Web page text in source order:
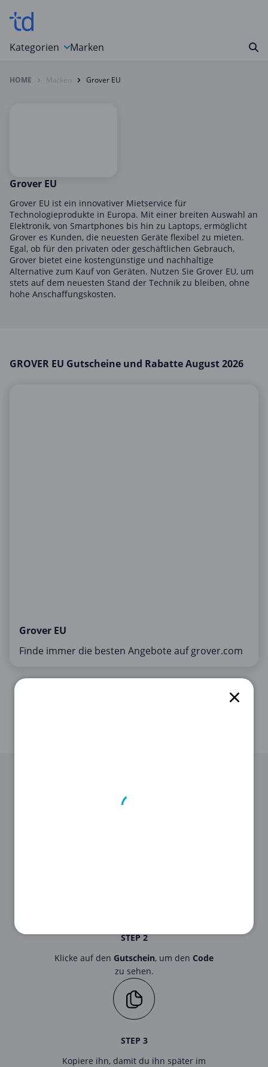
Kategorien
Auto, Motorrad & Werkzeuge
Essen & Trinken
Foto, Druck & Büro
Gaming & Spielzeug
Garten, Haushalt & Tiere
Gesundheit & Beauty
Mobilfunk & Internet
Mode & Accessoires
Marken
HOME Marken Grover EU
Grover EU
Grover EU ist ein innovativer Mietservice für
Technologieprodukte in Europa. Mit einer breiten Auswahl an
Elektronik, von Smartphones bis hin zu Laptops, ermöglicht
Grover es Kunden, die neuesten Geräte flexibel zu mieten.
Egal, ob für den privaten oder geschäftlichen Gebrauch,
Grover bietet eine kostengünstige und nachhaltige
Alternative zum Kauf von Geräten. Nutzen Sie Grover EU, um
stets auf dem neuesten Stand der Technik zu bleiben, ohne
hohe Anschaffungskosten.
GROVER EU Gutscheine und Rabatte August 2026
Grover EU
Finde immer die besten Angebote auf grover.com
STEP 2
Klicke auf den Gutschein, um den Code
zu sehen.
STEP 3
Kopiere ihn, damit du ihn später im